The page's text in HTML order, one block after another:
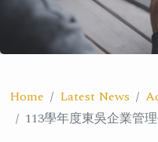
Home Latest News
113學年度東吳企業管